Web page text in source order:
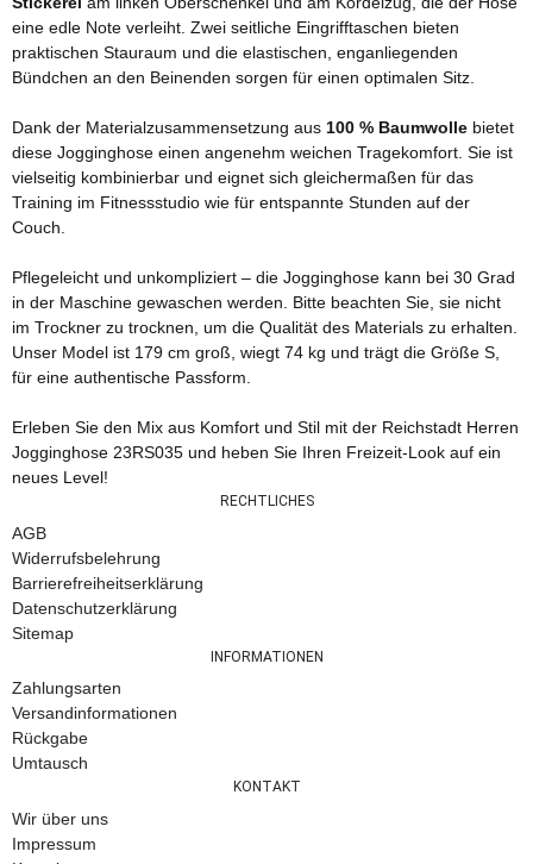
eine edle Note verleiht. Zwei seitliche Eingrifftaschen bieten
praktischen Stauraum und die elastischen, enganliegenden
Bündchen an den Beinenden sorgen für einen optimalen Sitz.
Dank der Materialzusammensetzung aus 100 % Baumwolle bietet
diese Jogginghose einen angenehm weichen Tragekomfort. Sie ist
vielseitig kombinierbar und eignet sich gleichermaßen für das
Training im Fitnessstudio wie für entspannte Stunden auf der
Couch.
Pflegeleicht und unkompliziert – die Jogginghose kann bei 30 Grad
in der Maschine gewaschen werden. Bitte beachten Sie, sie nicht
im Trockner zu trocknen, um die Qualität des Materials zu erhalten.
Unser Model ist 179 cm groß, wiegt 74 kg und trägt die Größe S,
für eine authentische Passform.
Erleben Sie den Mix aus Komfort und Stil mit der Reichstadt Herren
Jogginghose 23RS035 und heben Sie Ihren Freizeit-Look auf ein
neues Level!
RECHTLICHES
AGB
Widerrufsbelehrung
Barrierefreiheitserklärung
Datenschutzerklärung
Sitemap
INFORMATIONEN
Zahlungsarten
Versandinformationen
Rückgabe
Umtausch
KONTAKT
Wir über uns
Impressum